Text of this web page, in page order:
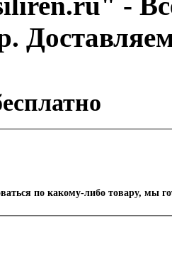
по какому-либо товару, мы